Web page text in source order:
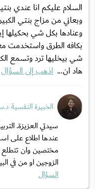
وبعاني من مزاج بنتي
وعنادها بكل شي بحكيلها
بكافه الطرق واستخدمت
شي بيخليها ترد وتسمع
هاد ان... اذهب إلى السؤال
الخبيرة النفسية
سيدتي العزيزة.
عندها اطلاع على
مختصين وان تتطلع
الزوجين او من في
السؤال